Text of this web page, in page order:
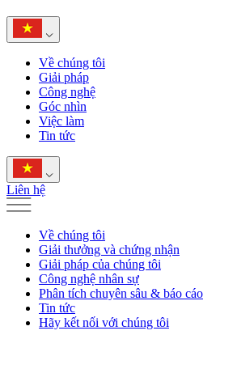
Về chúng tôi
Giải pháp
Công nghệ
Góc nhìn
Việc làm
Tin tức
Liên hệ
Về chúng tôi
Giải thưởng và chứng nhận
Giải pháp của chúng tôi
Công nghệ nhân sự
Phân tích chuyên sâu & báo cáo
Tin tức
Hãy kết nối với chúng tôi